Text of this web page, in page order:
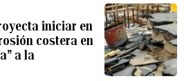
iniciar en
costera en
a la